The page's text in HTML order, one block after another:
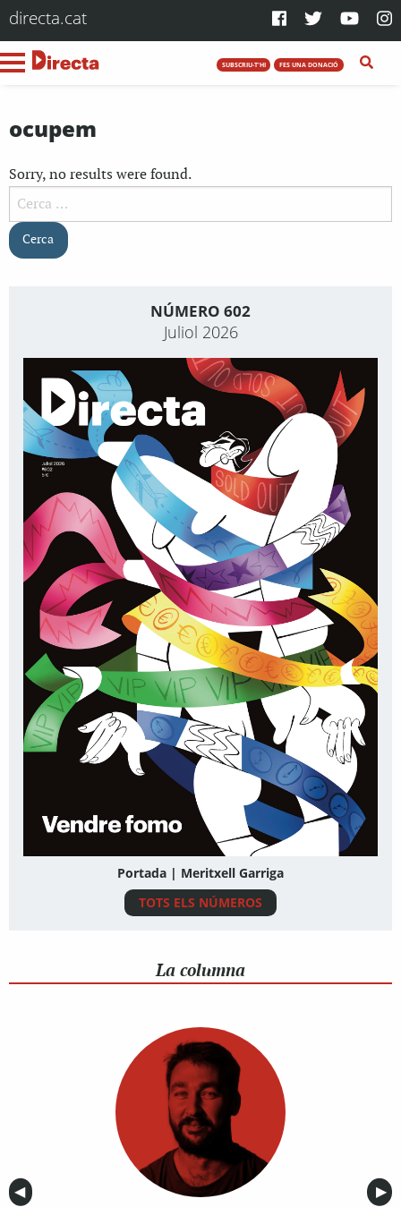
directa.cat
SUBSCRIU-T'HI FES UNA DONACIÓ
ocupem
Sorry, no results were found.
Cerca:
NÚMERO 602
Juliol 2026
Portada | Meritxell Garriga
TOTS ELS NÚMEROS
La columna
Anterior
◀︎ ▶︎